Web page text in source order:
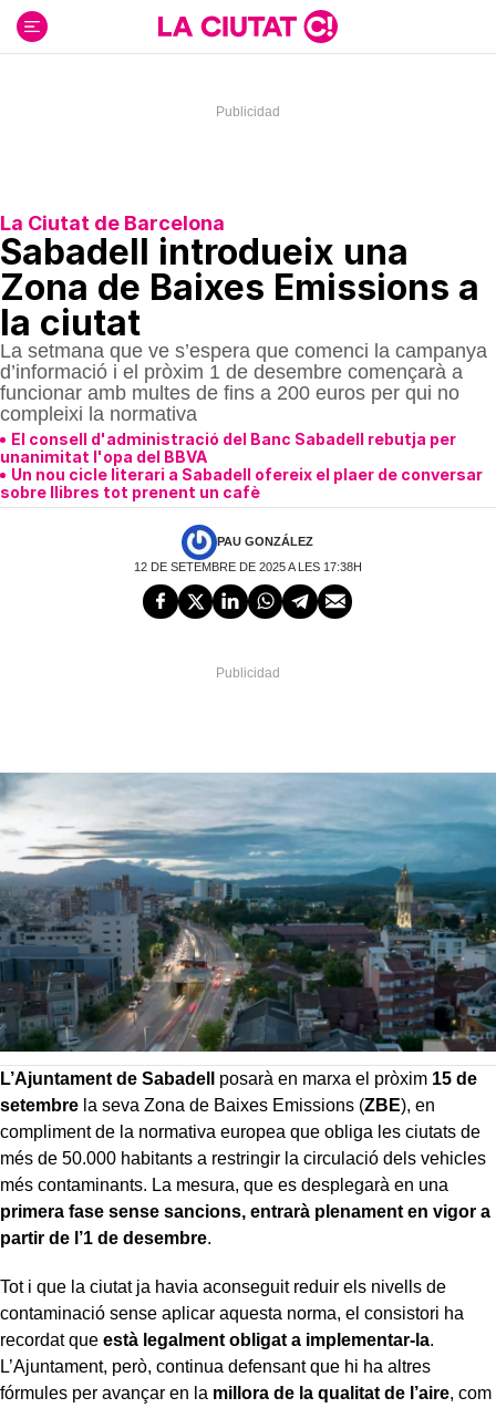
contenido
La Ciutat de Barcelona
Sabadell introdueix una
Zona de Baixes Emissions a
la ciutat
La setmana que ve s’espera que comenci la campanya
d’informació i el pròxim 1 de desembre començarà a
funcionar amb multes de fins a 200 euros per qui no
compleixi la normativa
El consell d'administració del Banc Sabadell rebutja per
unanimitat l'opa del BBVA
Un nou cicle literari a Sabadell ofereix el plaer de conversar
sobre llibres tot prenent un cafè
PAU GONZÁLEZ
12 DE SETEMBRE DE 2025 A LES 17:38H
L’Ajuntament de Sabadell posarà en marxa el pròxim 15 de
setembre la seva Zona de Baixes Emissions (ZBE), en
compliment de la normativa europea que obliga les ciutats de
més de 50.000 habitants a restringir la circulació dels vehicles
més contaminants. La mesura, que es desplegarà en una
primera fase sense sancions, entrarà plenament en vigor a
partir de l’1 de desembre.
Tot i que la ciutat ja havia aconseguit reduir els nivells de
contaminació sense aplicar aquesta norma, el consistori ha
recordat que està legalment obligat a implementar-la.
L’Ajuntament, però, continua defensant que hi ha altres
fórmules per avançar en la millora de la qualitat de l’aire, com